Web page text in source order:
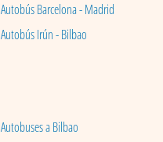
Autobús Barcelona - Madrid
Autobús Irún - Bilbao
Autobuses a Bilbao